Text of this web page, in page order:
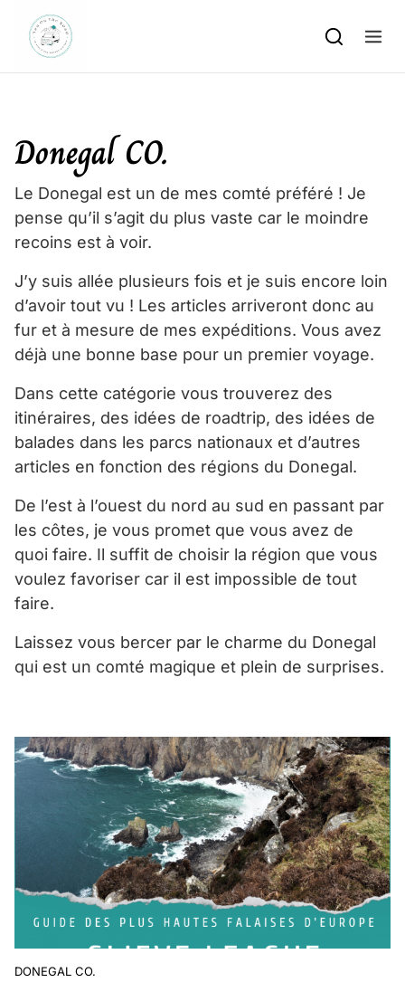
Skip to content
Donegal CO.
Le Donegal est un de mes comté préféré ! Je
pense qu’il s’agit du plus vaste car le moindre
recoins est à voir.
J’y suis allée plusieurs fois et je suis encore loin
d’avoir tout vu ! Les articles arriveront donc au
fur et à mesure de mes expéditions. Vous avez
déjà une bonne base pour un premier voyage.
Dans cette catégorie vous trouverez des
itinéraires, des idées de roadtrip, des idées de
balades dans les parcs nationaux et d’autres
articles en fonction des régions du Donegal.
De l’est à l’ouest du nord au sud en passant par
les côtes, je vous promet que vous avez de
quoi faire. Il suffit de choisir la région que vous
voulez favoriser car il est impossible de tout
faire.
Laissez vous bercer par le charme du Donegal
qui est un comté magique et plein de surprises.
DONEGAL CO.